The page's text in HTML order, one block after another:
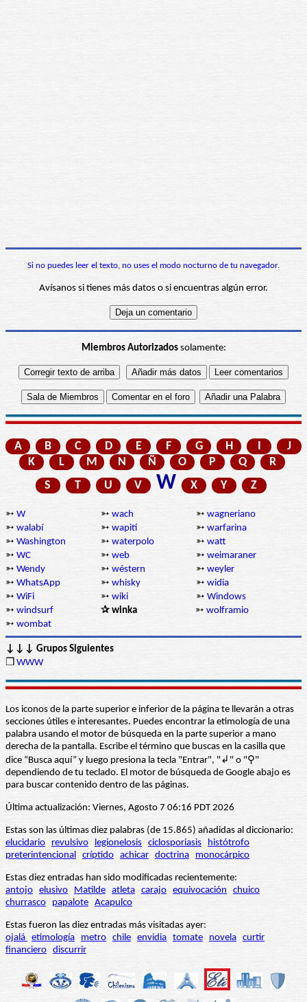
Si no puedes leer el texto, no uses el modo nocturno de tu navegador.
Avísanos si tienes más datos o si encuentras algún error.
Miembros Autorizadossolamente:
A B C D E F G H
J
K
L M N Ñ O P Q
R
S
T U V W X Y Z
➳ W ➳ wach ➳ wagneriano
➳ walabí ➳ wapití ➳ warfarina
➳ Washington ➳ waterpolo ➳ watt
➳ WC ➳ web ➳ weimaraner
➳ Wendy ➳ wéstern ➳ weyler
➳ WhatsApp ➳ whisky ➳ widia
➳ WiFi ➳ wiki ➳ Windows
➳ windsurf ✰ winka ➳ wolframio
➳ wombat
↓↓↓ Grupos Siguientes
❒ WWW
Los iconos de la parte superior e inferior de la página te llevarán a otras
secciones útiles e interesantes. Puedes encontrar la etimología de una
palabra usando el motor de búsqueda en la parte superior a mano
derecha de la pantalla. Escribe el término que buscas en la casilla que
dice “Busca aquí” y luego presiona la tecla "Entrar", "↲" o "⚲"
dependiendo de tu teclado. El motor de búsqueda de Google abajo es
para buscar contenido dentro de las páginas.
Última actualización: Viernes, Agosto 7 06:16 PDT 2026
Estas son las últimas diez palabras (de 15.865) añadidas al diccionario:
elucidario
revulsivo legionelosis ciclosporiasis
histótrofo
preterintencional
críptido achicar doctrina monocárpico
Estas diez entradas han sido modificadas recientemente:
antojo elusivo Matilde atleta carajo equivocación
chuico
churrasco
papalote Acapulco
Estas fueron las diez entradas más visitadas ayer:
ojalá etimología metro chile envidia tomate novela curtir
financiero discurrir